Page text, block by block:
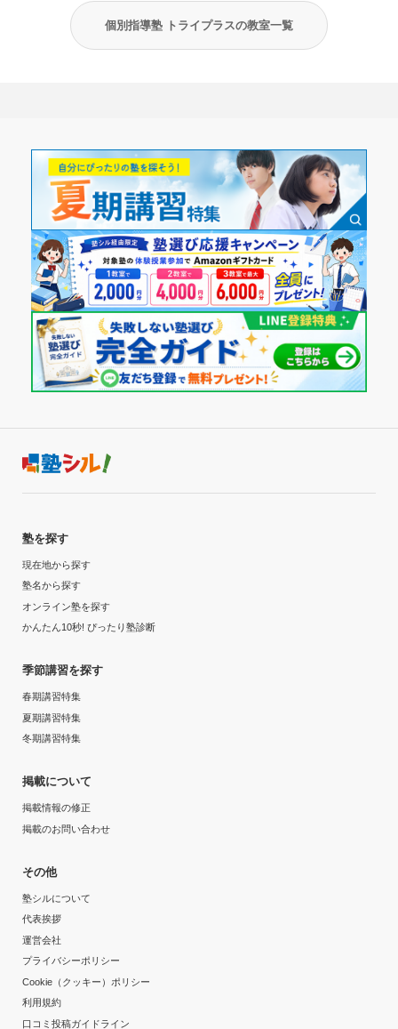
個別指導塾 トライプラスの教室一覧
塾を探す
現在地から探す
塾名から探す
オンライン塾を探す
かんたん10秒! ぴったり塾診断
季節講習を探す
春期講習特集
夏期講習特集
冬期講習特集
掲載について
掲載情報の修正
掲載のお問い合わせ
その他
塾シルについて
代表挨拶
運営会社
プライバシーポリシー
Cookie（クッキー）ポリシー
利用規約
口コミ投稿ガイドライン